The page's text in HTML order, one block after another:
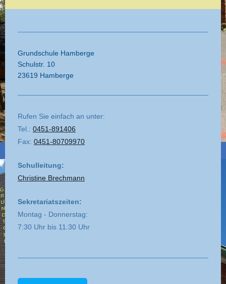
Grundschule Hamberge
Schulstr. 10
23619 Hamberge
Rufen Sie einfach an unter:
Tel.: 0451-891406
Fax: 0451-80709970
Schulleitung:
Christine Brechmann
Sekretariatszeiten:
Montag - Donnerstag:
7:30 Uhr bis 11:30 Uhr